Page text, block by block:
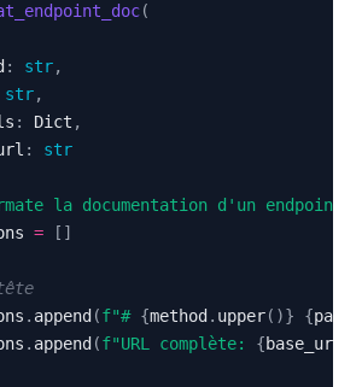
(
: str,
str,
: Dict ,
:
str
la documentation d'un
= [ ]
. append (f"# {method . upper( )} {path
. append (f"URL complète: {base_url